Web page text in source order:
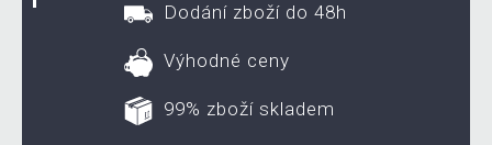
Dodání zboží do 48h
Výhodné ceny
99% zboží skladem